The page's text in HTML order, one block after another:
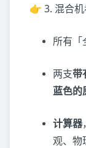
👉 3. 混合机
所有「
两支带
蓝色的
计算器
观、物